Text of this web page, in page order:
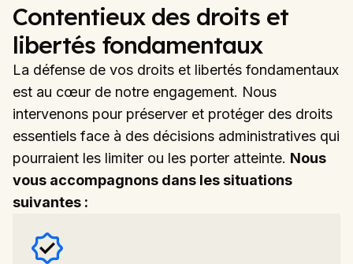
Contentieux des droits et
libertés fondamentaux
La défense de vos droits et libertés fondamentaux
est au cœur de notre engagement. Nous
intervenons pour préserver et protéger des droits
essentiels face à des décisions administratives qui
pourraient les limiter ou les porter atteinte. Nous
vous accompagnons dans les situations
suivantes :